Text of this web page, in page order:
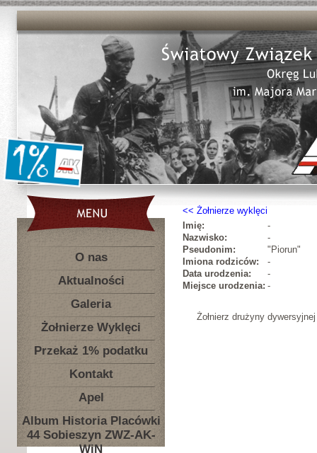
O nas
Aktualności
Galeria
Żołnierze Wyklęci
Przekaż 1% podatku
Kontakt
Apel
Album Historia Placówki
44 Sobieszyn ZWZ-AK-
WiN
Żołnierze wyklęci
Imię:
-
Nazwisko:
-
Pseudonim:
"Piorun"
Imiona rodziców:
-
Data urodzenia:
-
Miejsce urodzenia: -
Żołnierz drużyny